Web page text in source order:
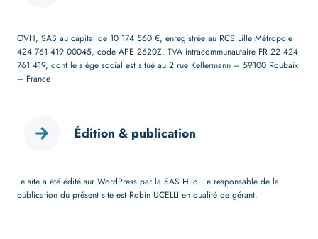
OVH, SAS au capital de 10 174 560 €, enregistrée au RCS Lille Métropole
424 761 419 00045, code APE 2620Z, TVA intracommunautaire FR 22 424
761 419, dont le siège social est situé au 2 rue Kellermann – 59100 Roubaix
– France
Édition & publication
Le site a été édité sur WordPress par la SAS Hilo. Le responsable de la
publication du présent site est Robin UCELLI en qualité de gérant.